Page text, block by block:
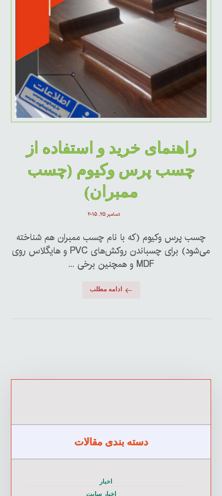
راهنمای خرید و استفاده از
چسب پرس وکیوم (چسب
ممبران)
دسامبر ۲۵, ۲۰۱۵
چسب پرس وکیوم (که با نام چسب ممبران هم شناخته
می‌شود) برای چسباندن روکش‌های PVC و هایگلاس روی
MDF و همچنین برخی ...
ادامه مطلب
دسته بندی مقالات
اخبار
اخبار سایت